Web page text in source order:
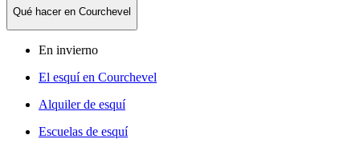
Qué hacer en Courchevel
En invierno
El esquí en Courchevel
Alquiler de esquí
Escuelas de esquí